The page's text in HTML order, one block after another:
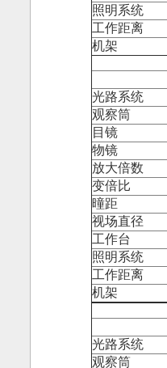
照明系统
工作距离
机架
光路系统
观察筒
目镜
物镜
放大倍数
变倍比
曈距
视场直径
工作台
照明系统
工作距离
机架
光路系统
观察筒